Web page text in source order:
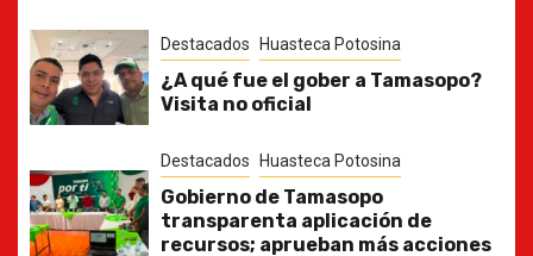
Destacados Huasteca Potosina
¿A qué fue el gober a Tamasopo?
Visita no oficial
Destacados Huasteca Potosina
Gobierno de Tamasopo
transparenta aplicación de
recursos; aprueban más acciones